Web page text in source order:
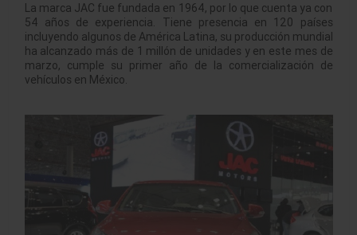
La marca JAC fue fundada en 1964, por lo que cuenta ya con
54 años de experiencia. Tiene presencia en 120 países
incluyendo algunos de América Latina, su producción mundial
ha alcanzado más de 1 millón de unidades y en este mes de
marzo, cumple su primer año de la comercialización de
vehículos en México.